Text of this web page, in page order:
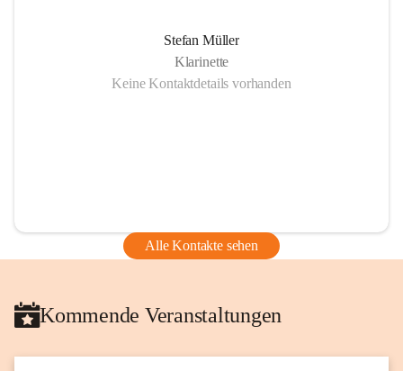
Stefan Müller
Klarinette
Keine Kontaktdetails vorhanden
Alle Kontakte sehen
Kommende Veranstaltungen